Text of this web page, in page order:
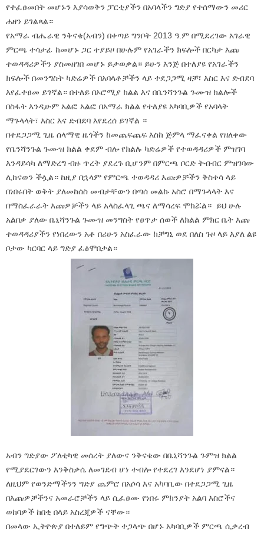
የተፈፀመበት መሆኑን እያሳወቅን ፓርቲያችን በአባላችን ግድያ የተሰማውን መሪር
ሐዘን ይገልጻል።
የአማራ ብሔራዊ ንቅናቄ(አብን) በቀጣይ ግንቦት 2013 ዓ.ም በሚደረገው አገራዊ
ምርጫ ተሳታፊ ከመሆኑ ጋር ተያይዞ በሁሉም የአገራችን ክፍሎች በርካታ እጩ
ተወዳዳሪዎችን ያስመዘገበ መሆኑ ይታወቃል። ይሁን እንጅ በተለያዩ የአገራችን
ክፍሎች በመንግስት ካድሬዎች በአባላቶቻችን ላይ ተደጋጋሚ ዛቻ፣ እስር እና ድብደባ
እየፈተፀመ ይገኛል። በተለይ በኦሮሚያ ክልል እና በቤንሻንጉል ጉሙዝ ክልሎች
በስፋት እንዲሁም አልፎ አልፎ በአማራ ክልል የተለያዩ አካባቢዎች የአባላት
ማጉላላት፣ እስር እና ድብደባ እየደረሰ ይገኛል ።
በተደጋጋሚ ጊዜ ሰላማዊ ዜጎችን ከመጨፍጨፍ እስከ ጅምላ ማፈናቀል የዘለቀው
የቤንሻንጉል ጉሙዝ ክልል ቀደም ብሎ የክልሉ ካድሬዎች የተወዳዳሪዎች ምዝገባ
እንዳይሳካ ለማድረግ ብዙ ጥረት ያደረጉ ቢሆንም በምርጫ ቦርድ ትብብር ምዝገባው
ሊከናወን ችሏል። ከዚያ በኋላም የምርጫ ተወዳዳሪ እጩዎቻችን ቅስቀሳ ላይ
በነበሩበት ወቅት ያለመከሰስ መብታቸውን በጣሰ መልኩ አስሮ በማጉላላት እና
በማስፈራራት እጩዎቻችን ላይ አላስፈላጊ ጫና ለማሳረፍ ሞክሯል። ይህ ሁሉ
አልበቃ ያለው ቤኒሻንጉል ጉሙዝ መንግስት የፀጥታ ሰወች ለክልል ምክር ቤት እጩ
ተወዳዳሪያችን የነበረውን አቶ በሪሁን አስፈራው ከቻግኒ ወደ በለስ ጉዞ ላይ እያለ ልዩ
ቦታው ካርባር ላይ ግድያ ፈፅሞበታል።
አብን ግድያው ፖለቲካዊ መሰረት ያለውና ንቅናቄው በቤኒሻንጉል ጉምዝ ክልል
የሚያደርገውን እንቅስቃሴ ለመገደብ ሆነ ተብሎ የተደረገ እንደሆነ ያምናል።
ለዚህም የወንድማችንን ግድያ ጨምሮ በአሶሳ እና አካባቢው በተደጋጋሚ ጊዜ
በእጩዎቻችንና አመራሮቻችን ላይ ሲፈፀሙ የነበሩ ምክንያት አልባ እስሮችና
ወከባዎች ከበቂ በላይ አስረጂዎች ናቸው።
በመላው ኢትዮጵያ በተለይም የግጭት ተጋላጭ በሆኑ አካባቢዎች ምርጫ ሲቃረብ